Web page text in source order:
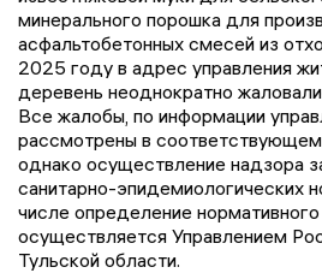
минерального порошка для
асфальтобетонных смесей из
2025 году в адрес управления
деревень неоднократно
Все жалобы, по информации
рассмотрены в соответствующем
однако осуществление надзора
санитарно-эпидемиологических
числе определение
осуществляется Управлением
Тульской области.